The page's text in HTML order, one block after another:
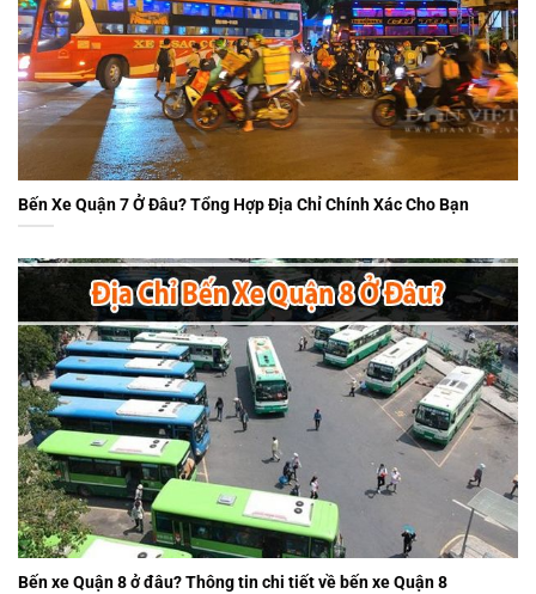
Bến Xe Quận 7 Ở Đâu? Tổng Hợp Địa Chỉ Chính Xác Cho Bạn
Bến xe Quận 8 ở đâu? Thông tin chi tiết về bến xe Quận 8